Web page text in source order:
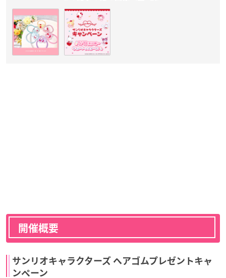
開催概要
サンリオキャラクターズ ヘアゴムプレゼントキャ
ンペーン